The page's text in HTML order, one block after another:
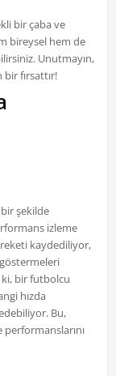
bir çaba ve
bireysel hem de
Unutmayın,
fırsattır!
şekilde
izleme
kaydediliyor,
bir futbolcu
hızda
Bu,